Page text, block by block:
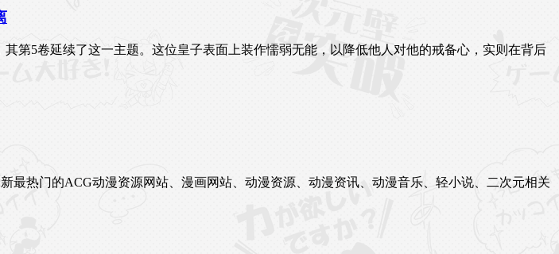
第5卷延续了这一主题。这位皇子表面上装作懦弱无能，以降低他人对他的戒备心，实则在背后
最热门的ACG动漫资源网站、漫画网站、动漫资源、动漫资讯、动漫音乐、轻小说、二次元相关